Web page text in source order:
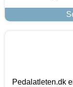
Pedalatleten.dk